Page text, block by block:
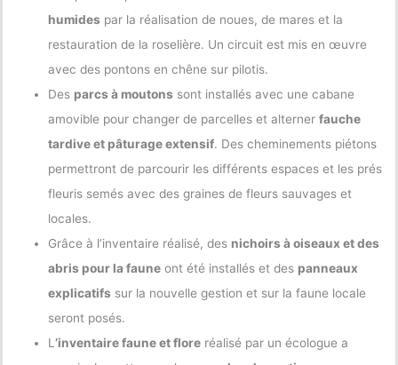
humides par la réalisation de noues, de mares et la
restauration de la roselière. Un circuit est mis en œuvre
avec des pontons en chêne sur pilotis.
Des parcs à moutons sont installés avec une cabane
amovible pour changer de parcelles et alternerfauche
tardive et pâturage extensif. Des cheminements piétons
permettront de parcourir les différents espaces et les prés
fleuris semés avec des graines de fleurs sauvages et
locales.
Grâce à l’inventaire réalisé, des nichoirs à oiseaux et des
abris pour la faune ont été installés et des panneaux
explicatifs sur la nouvelle gestion et sur la faune locale
seront posés.
L’inventaire faune et flore réalisé par un écologue a